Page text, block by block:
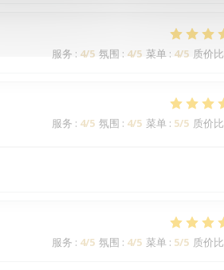
服务 : 4/5 氛围 : 4/5 菜单 : 4/5 质价比
服务 : 4/5 氛围 : 4/5 菜单 : 5/5 质价比
服务 : 4/5 氛围 : 4/5 菜单 : 5/5 质价比